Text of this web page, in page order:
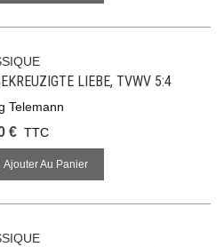
LIEBE, TVWV 5:4
Telemann
€ TTC
Ajouter Au Panier